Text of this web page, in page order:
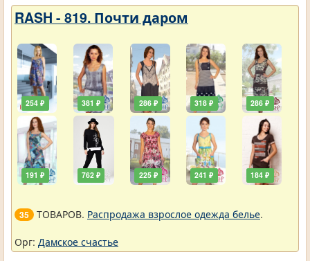
RASH - 819. Почти даром
254 ₽
191 ₽
381 ₽
762 ₽
286 ₽
225 ₽
318 ₽
241 ₽
286 ₽
184 ₽
35 ТОВАРОВ. Распродажа взрослое одежда белье.
Орг: Дамское счастье